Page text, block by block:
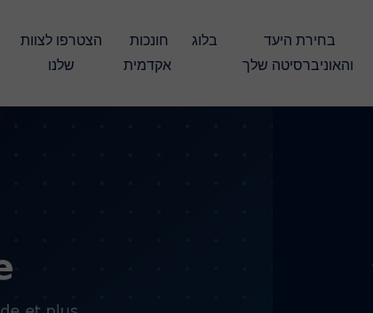
בחירת היעד
והאוניברסיטה שלך
בלוג
אקדמית
הצטרפו לצוות
שלנו